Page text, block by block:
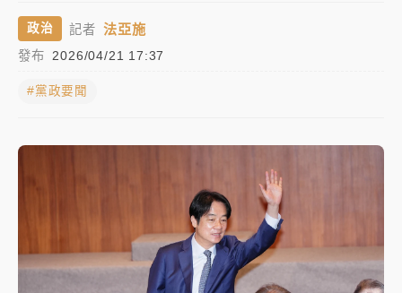
父親節泡湯了！中颱白海豚雨彈轟3天 「紅到發紫」降
雨熱區曝
暑假過三周才推「E宿新北打卡趣」！抽獎程序複雜 觀
中信慈善基金會想增加董事人數！辜仲諒向法院聲請遭
故宮《龍藏經》特展第2檔！今線上預約開賣一度塞車
政治 記者 法亞施
發布 2026/04/21 17:37
#黨政要聞